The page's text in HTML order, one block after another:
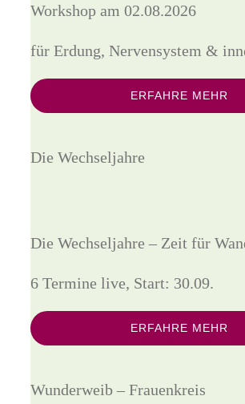
Workshop am 02.08.2026
für Erdung, Nervensystem &
ERFAHRE MEHR
Die Wechseljahre
Die Wechseljahre – Zeit für
6 Termine live, Start: 30.09.
ERFAHRE MEHR
Wunderweib – Frauenkreis